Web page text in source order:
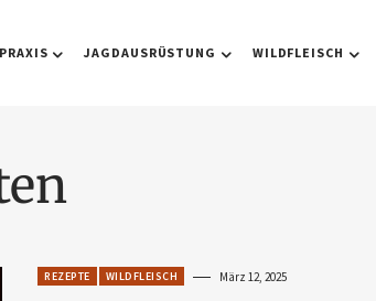
JAGDAUSRÜSTUNG WILDFLEISCH
REZEPTE WILDFLEISCH März 12, 2025